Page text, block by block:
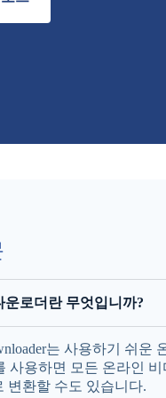
운로더란 무엇입니까?
는 사용하기 쉬
사용하면 모든 온라인
변환할 수도 있습니다.